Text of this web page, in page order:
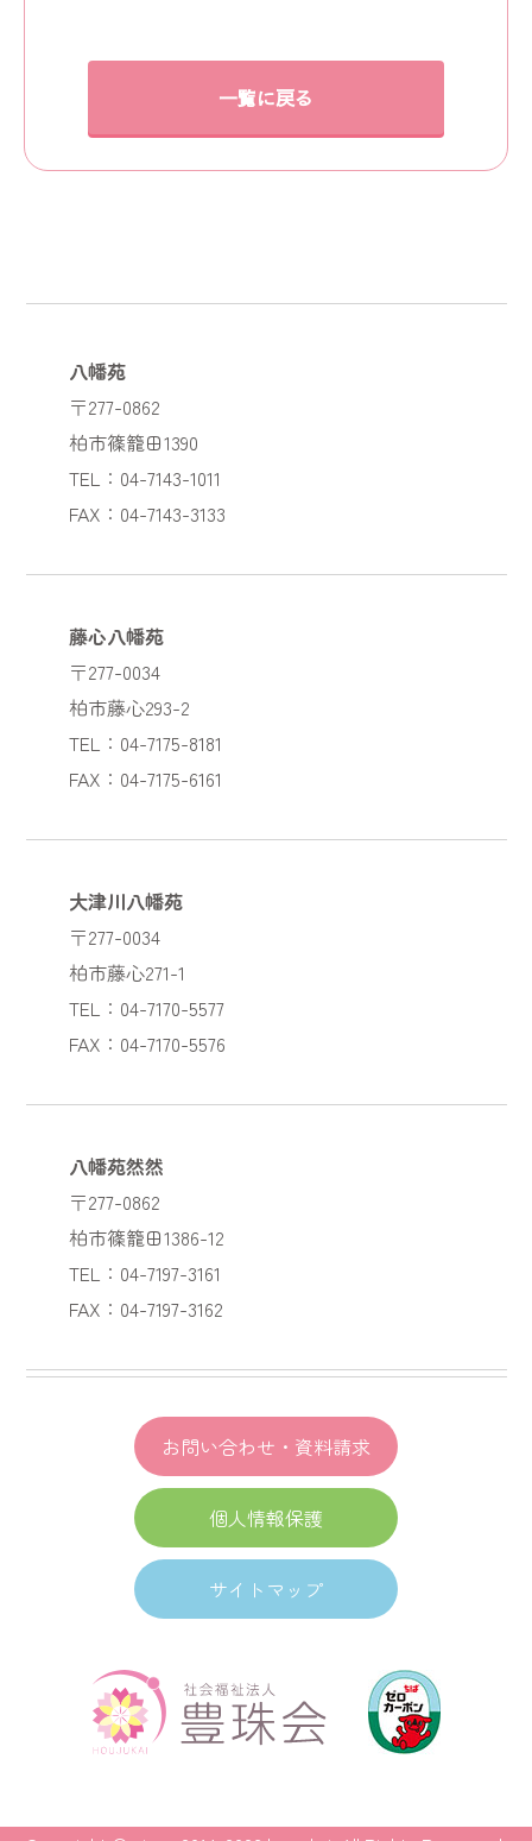
一覧に戻る
八幡苑
〒277-0862
柏市篠籠田1390
TEL：04-7143-1011
FAX：04-7143-3133
藤心八幡苑
〒277-0034
柏市藤心293-2
TEL：04-7175-8181
FAX：04-7175-6161
大津川八幡苑
〒277-0034
柏市藤心271-1
TEL：04-7170-5577
FAX：04-7170-5576
八幡苑然然
〒277-0862
柏市篠籠田1386-12
TEL：04-7197-3161
FAX：04-7197-3162
お問い合わせ・資料請求
個人情報保護
サイトマップ